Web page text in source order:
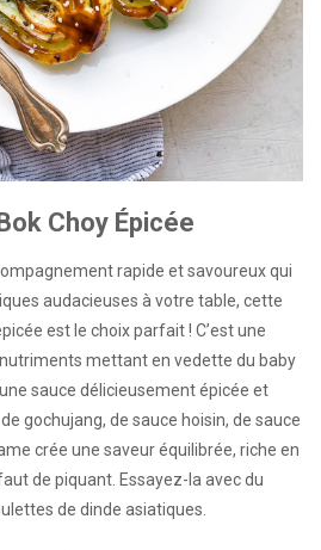
Choy Épicée
rapide et savoureux qui
audacieuses à votre table, cette
est le choix parfait ! C’est une
mettant en vedette du baby
sauce délicieusement épicée et
gochujang, de sauce hoisin, de sauce
crée une saveur équilibrée, riche en
de piquant. Essayez-la avec du
de dinde asiatiques.